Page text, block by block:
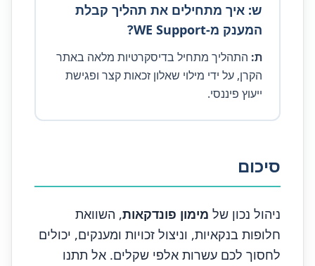
ש: איך מתחילים את תהליך קבלת
המענק מ-WE Support?
ת: התהליך מתחיל בדיסקרטיות מלאה באתר
הקרן, על ידי מילוי שאלון זכאות קצר ופגישת
ייעוץ פיננסי.
סיכום
ניהול נכון של מימון פונדקאות, השוואת
חלופות בנקאיות, וניצול זכויות ומענקים, יכולים
לחסוך לכם עשרות אלפי שקלים. אל תתנו